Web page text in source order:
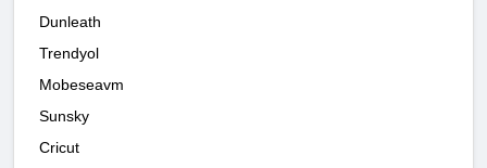
Dunleath
Trendyol
Mobeseavm
Sunsky
Cricut